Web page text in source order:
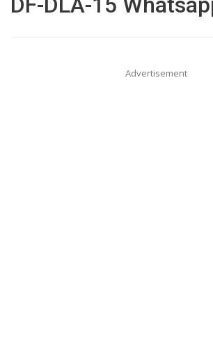
Advertisement